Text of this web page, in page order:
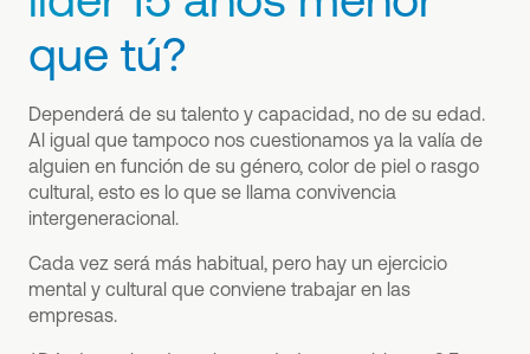
que tú?
Dependerá de su talento y capacidad, no de su edad.
Al igual que tampoco nos cuestionamos ya la valía de
alguien en función de su género, color de piel o rasgo
cultural, esto es lo que se llama convivencia
intergeneracional.
Cada vez será más habitual, pero hay un ejercicio
mental y cultural que conviene trabajar en las
empresas.